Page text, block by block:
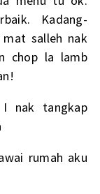
Kadang-
salleh nak
chop la lamb
nak tangkap
rumah aku